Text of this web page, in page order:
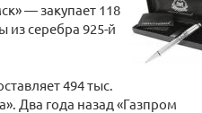
— закупает 118
из серебра 925-й
494 тыс.
Два года назад «Газпром